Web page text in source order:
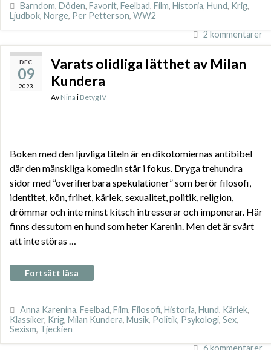
Barndom, Döden, Favorit, Feelbad, Film, Historia, Hund, Krig,
Ljudbok, Norge, Per Petterson, WW2
2 kommentarer
DEC
09
2023
Varats olidliga lätthet av Milan
Kundera
Av Nina i Betyg IV
Boken med den ljuvliga titeln är en dikotomiernas antibibel
där den mänskliga komedin står i fokus. Dryga trehundra
sidor med ”overifierbara spekulationer” som berör filosofi,
identitet, kön, frihet, kärlek, sexualitet, politik, religion,
drömmar och inte minst kitsch intresserar och imponerar. Här
finns dessutom en hund som heter Karenin. Men det är svårt
att inte störas …
Fortsätt läsa
Anna Karenina, Feelbad, Film, Filosofi, Historia, Hund, Kärlek,
Klassiker, Krig, Milan Kundera, Musik, Politik, Psykologi, Sex,
Sexism, Tjeckien